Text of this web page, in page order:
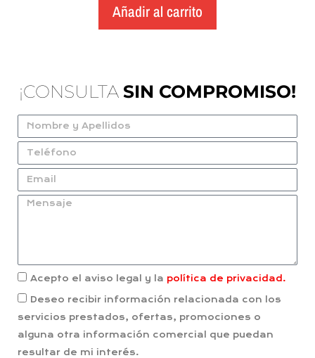
Añadir al carrito
¡CONSULTA SIN COMPROMISO!
Acepto el aviso legal y la política de privacidad.
Deseo recibir información relacionada con los
servicios prestados, ofertas, promociones o
alguna otra información comercial que puedan
resultar de mi interés.